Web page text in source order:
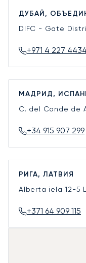
ДУБАЙ,
DIFC - Gate
+971 4 227 4434
МАДРИД,
C. del Conde de
+34 915 907 299
РИГА, ЛАТВИЯ
Alberta iela 12-5
+371 64 909 115